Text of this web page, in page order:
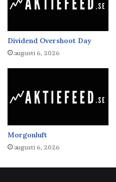
Dividend Overshoot Day
augusti 6, 2026
Morgonluft
augusti 6, 2026